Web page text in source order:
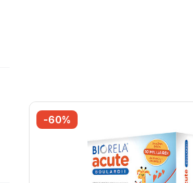
-60%